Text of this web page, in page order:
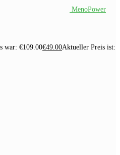
MenoPower
war: €109.00€49.00Aktueller Preis ist: